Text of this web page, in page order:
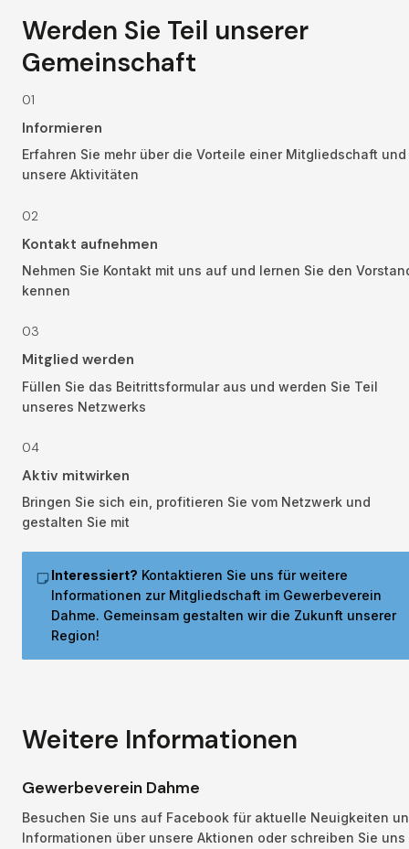
Werden Sie Teil unserer
Gemeinschaft
01
Informieren
Erfahren Sie mehr über die Vorteile einer Mitgliedschaft und
unsere Aktivitäten
02
Kontakt aufnehmen
Nehmen Sie Kontakt mit uns auf und lernen Sie den
kennen
03
Mitglied werden
Füllen Sie das Beitrittsformular aus und werden Sie Teil
unseres Netzwerks
04
Aktiv mitwirken
Bringen Sie sich ein, profitieren Sie vom Netzwerk und
gestalten Sie mit
Interessiert? Kontaktieren Sie uns für weitere
Informationen zur Mitgliedschaft im Gewerbeverein
Dahme. Gemeinsam gestalten wir die Zukunft unserer
Region!
Weitere Informationen
Gewerbeverein Dahme
Besuchen Sie uns auf Facebook für aktuelle Neuigkeiten
Informationen über unsere Aktionen oder schreiben Sie uns